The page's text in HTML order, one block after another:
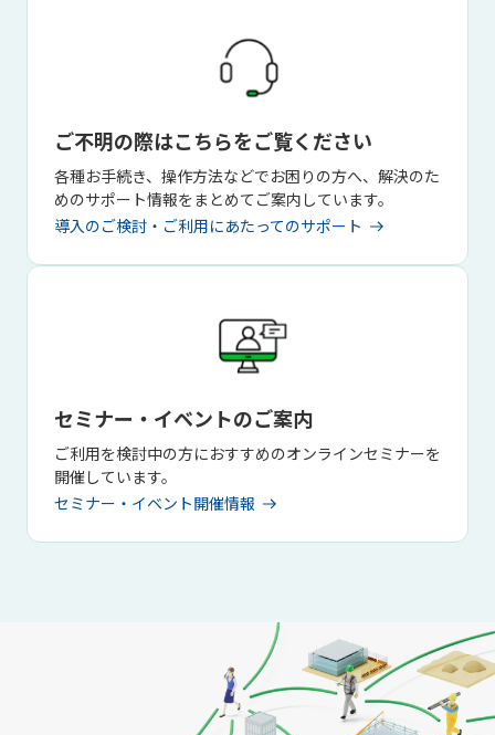
ご不明の際はこちらをご覧ください
各種お手続き、操作方法などでお困りの方へ、解決のた
めのサポート情報をまとめてご案内しています。
導入のご検討・ご利用にあたってのサポート
セミナー・イベントのご案内
ご利用を検討中の方におすすめのオンラインセミナーを
開催しています。
セミナー・イベント開催情報